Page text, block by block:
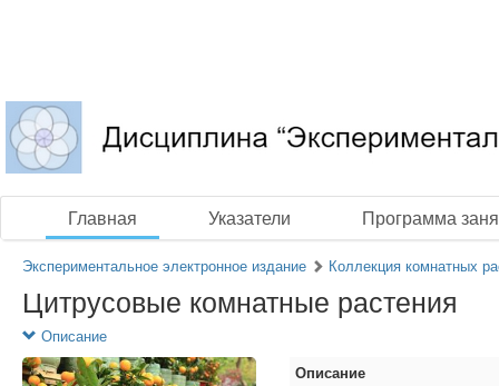
Главная Указатели Программа
Экспериментальное электронное издание Коллекция комнатных
Цитрусовые комнатные растения
Описание
Описание